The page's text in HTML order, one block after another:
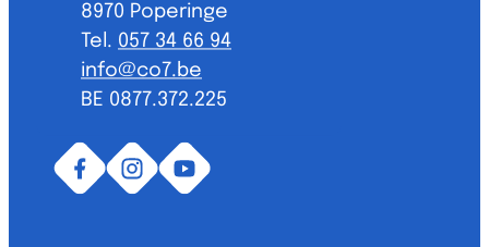
,8970 Poperinge
057 34 66 94
E-mailinfo@co7.be
BTW nr.BE 0877.372.225
FacebookInstagram
YouTube